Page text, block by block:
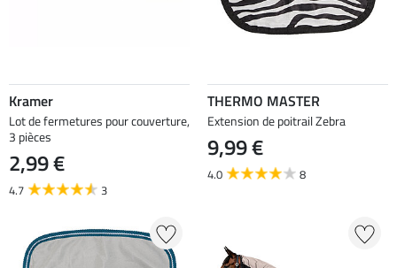
Kramer
Lot de fermetures pour couverture,
3 pièces
2,99 €
4.7 3
THERMO MASTER
Extension de poitrail Zebra
9,99 €
4.0 8